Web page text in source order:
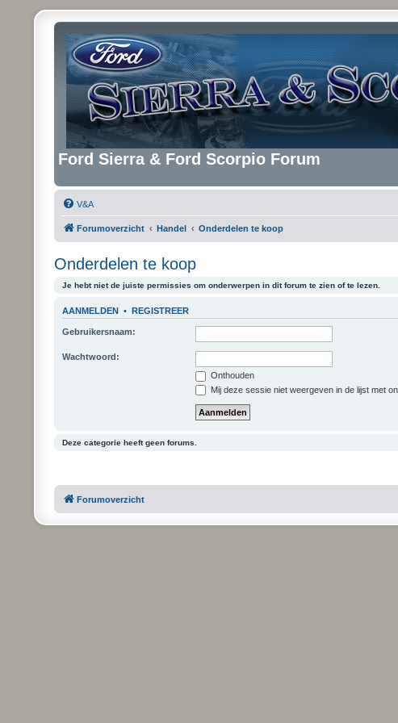
Ford Sierra & Ford Scorpio Forum
V&A
Forumoverzicht Handel Onderdelen te koop
Onderdelen te koop
Je hebt niet de juiste permissies om onderwerpen in dit forum te zien of te lezen.
AANMELDEN •REGISTREER
Gebruikersnaam:
Wachtwoord:
Onthouden
Mij deze sessie niet weergeven in de lijst met
Deze categorie heeft geen forums.
Forumoverzicht